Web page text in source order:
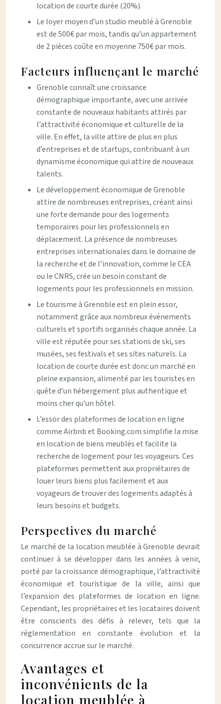
location de courte durée (20%).
Le loyer moyen d’un studio meublé à Grenoble
est de 500€ par mois, tandis qu’un appartement
de 2 pièces coûte en moyenne 750€ par mois.
Facteurs influençant le marché
Grenoble connaît une croissance
démographique importante, avec une arrivée
constante de nouveaux habitants attirés par
l’attractivité économique et culturelle de la
ville. En effet, la ville attire de plus en plus
d’entreprises et de startups, contribuant à un
dynamisme économique qui attire de nouveaux
talents.
Le développement économique de Grenoble
attire de nombreuses entreprises, créant ainsi
une forte demande pour des logements
temporaires pour les professionnels en
déplacement. La présence de nombreuses
entreprises internationales dans le domaine de
la recherche et de l’innovation, comme le CEA
ou le CNRS, crée un besoin constant de
logements pour les professionnels en mission.
Le tourisme à Grenoble est en plein essor,
notamment grâce aux nombreux événements
culturels et sportifs organisés chaque année. La
ville est réputée pour ses stations de ski, ses
musées, ses festivals et ses sites naturels. La
location de courte durée est donc un marché en
pleine expansion, alimenté par les touristes en
quête d’un hébergement plus authentique et
moins cher qu’un hôtel.
L’essor des plateformes de location en ligne
comme Airbnb et Booking.com simplifie la mise
en location de biens meublés et facilite la
recherche de logement pour les voyageurs. Ces
plateformes permettent aux propriétaires de
louer leurs biens plus facilement et aux
voyageurs de trouver des logements adaptés à
leurs besoins et budgets.
Perspectives du marché
Le marché de la location meublée à Grenoble devrait
continuer à se développer dans les années à venir,
porté par la croissance démographique, l’attractivité
économique et touristique de la ville, ainsi que
l’expansion des plateformes de location en ligne.
Cependant, les propriétaires et les locataires doivent
être conscients des défis à relever, tels que la
réglementation en constante évolution et la
concurrence accrue sur le marché.
Avantages et
inconvénients de la
location meublée à